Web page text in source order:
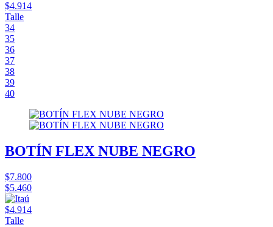
$4.914
Talle
34
35
36
37
38
39
40
BOTÍN FLEX NUBE NEGRO
$7.800
$5.460
$4.914
Talle